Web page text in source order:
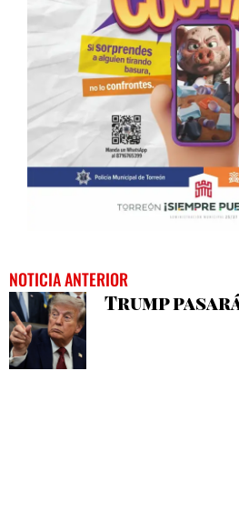
NOTICIA ANTERIOR
Trump